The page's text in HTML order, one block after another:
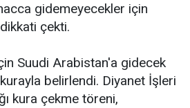
gidemeyecekler için
dikkati çekti.
Suudi Arabistan'a gidecek
belirlendi. Diyanet İşleri
kura çekme töreni,